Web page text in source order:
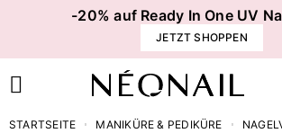
-20% auf Ready In One UV
JETZT SHOPPEN
STARTSEITE MANIKÜRE & PEDIKÜRE